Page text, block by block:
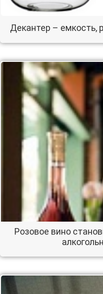
Декантер – емкость,
Розовое вино